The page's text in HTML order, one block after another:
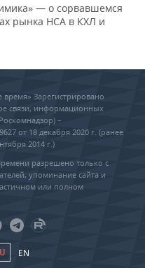
— о сорвавшемся
рынка НСА в КХЛ и
время» Зарегистрировано
связи, информационных
–
от 18 декабря 2020 г. (ранее
2014 г.)
разрешено только с
упоминание сайта и
или полном
EN